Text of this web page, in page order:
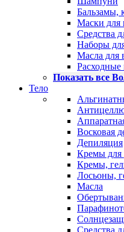
Бальзамы,
Маски для
Средства
Наборы
Масла для
Расходные
Показать все
Тело
Восковая
Депиляция
Кремы для
Кремы,
Лосьоны,
Масла